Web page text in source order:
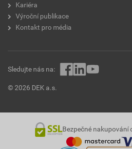
Kariéra
Výroční publikace
Kontakt pro média
© 2026 DEK a.s.
Sledujte nás na:
Bezpečné nakupování